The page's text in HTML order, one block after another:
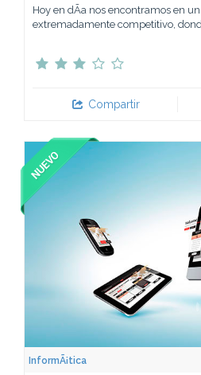
Hoy en dÃ­a nos encontramos en
extremadamente competitivo,
Compartir
InformÃ¡tica